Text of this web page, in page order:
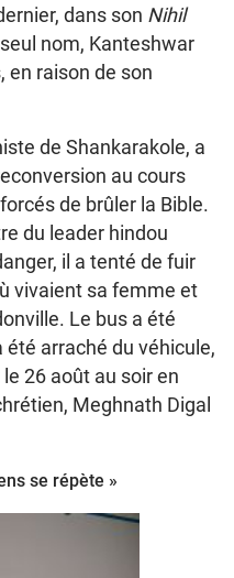
dans son Nihil
nom, Kanteshwar
en raison de son
de Shankarakole, a
au cours
de brûler la Bible.
du leader hindou
il a tenté de fuir
vivaient sa femme et
Le bus a été
arraché du véhicule,
26 août au soir en
Meghnath Digal
se répète »